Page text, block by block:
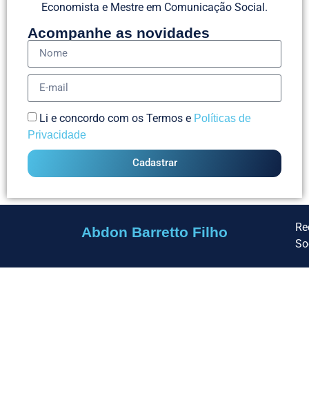
Economista e Mestre em Comunicação Social.
Acompanhe as novidades
Li e concordo com os Termos e Políticas de
Privacidade
Cadastrar
Abdon Barretto Filho